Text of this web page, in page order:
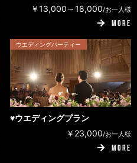
￥13,000～18,000/お一人様
MORE
ウエディングパーティー
♥ウエディングプラン
￥23,000/お一人様
MORE